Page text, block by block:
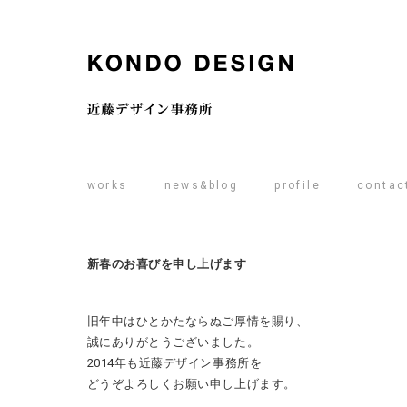
works news&blog profile
新春のお喜びを申し上げます
旧年中はひとかたならぬご厚情を賜り、
誠にありがとうございました。
2014年も近藤デザイン事務所を
どうぞよろしくお願い申し上げます。